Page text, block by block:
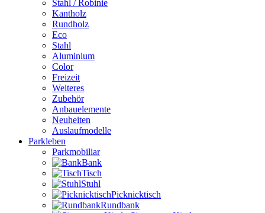
Stahl / Robinie
Kantholz
Rundholz
Eco
Stahl
Aluminium
Color
Freizeit
Weiteres
Zubehör
Anbauelemente
Neuheiten
Auslaufmodelle
Parkleben
Parkmobiliar
Bank
Tisch
Stuhl
Picknicktisch
Rundbank